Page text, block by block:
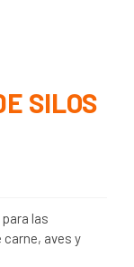
SILOS
las
aves y